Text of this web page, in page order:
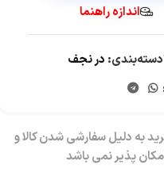
اندازه راهنما
دسته‌بندی: در نجف